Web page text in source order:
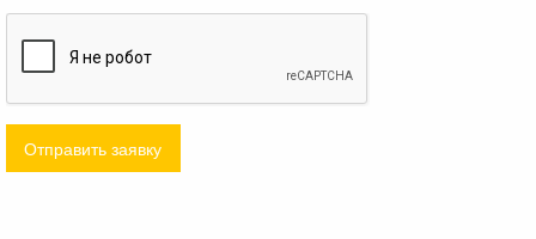
Отправить заявку